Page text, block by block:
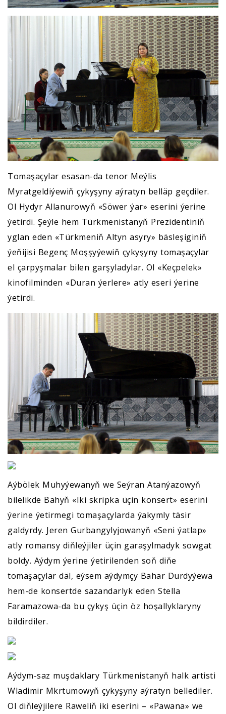
Tomaşaçylar esasan-da tenor Meýlis
Myratgeldiýewiň çykyşyny aýratyn belläp geçdiler.
Ol Hydyr Allanurowyň «Söwer ýar» eserini ýerine
ýetirdi. Şeýle hem Türkmenistanyň Prezidentiniň
yglan eden «Türkmeniň Altyn asyry» bäsleşiginiň
ýeňijisi Begenç Moşşyýewiň çykyşyny tomaşaçylar
el çarpyşmalar bilen garşyladylar. Ol «Keçpelek»
kinofilminden «Duran ýerlere» atly eseri ýerine
ýetirdi.
Aýbölek Muhyýewanyň we Seýran Atanýazowyň
bilelikde Bahyň «Iki skripka üçin konsert» eserini
ýerine ýetirmegi tomaşaçylarda ýakymly täsir
galdyrdy. Jeren Gurbangylyjowanyň «Seni ýatlap»
atly romansy diňleýjiler üçin garaşylmadyk sowgat
boldy. Aýdym ýerine ýetirilenden soň diňe
tomaşaçylar däl, eýsem aýdymçy Bahar Durdyýewa
hem-de konsertde sazandarlyk eden Stella
Faramazowa-da bu çykyş üçin öz hoşallyklaryny
bildirdiler.
Aýdym-saz muşdaklary Türkmenistanyň halk artisti
Wladimir Mkrtumowyň çykyşyny aýratyn bellediler.
Ol diňleýjilere Raweliň iki eserini – «Pawana» we